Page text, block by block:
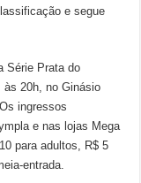
e segue
Série Prata do
às 20h, no Ginásio
ingressos
e nas lojas Mega
para adultos, R$ 5
entrada.